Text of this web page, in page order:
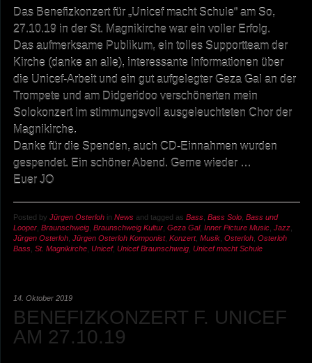
Das Benefizkonzert für „Unicef macht Schule“ am So,
27.10.19 in der St. Magnikirche war ein voller Erfolg.
Das aufmerksame Publikum, ein tolles Supportteam der
Kirche (danke an alle), interessante Informationen über
die Unicef-Arbeit und ein gut aufgelegter Geza Gal an der
Trompete und am Didgeridoo verschönerten mein
Solokonzert im stimmungsvoll ausgeleuchteten Chor der
Magnikirche.
Danke für die Spenden, auch CD-Einnahmen wurden
gespendet. Ein schöner Abend. Gerne wieder …
Euer JO
Posted by Jürgen Osterloh in News and tagged as Bass Bass Solo Bass und
Looper Braunschweig Braunschweig Kultur Geza Gal, Inner Picture Music Jazz
Jürgen Osterloh Jürgen Osterloh Komponist, Konzert, Musik Osterloh Osterloh
Bass St. Magnikirche Unicef, Unicef Braunschweig Unicef macht Schule
14. Oktober 2019
BENEFIZKONZERT F. UNICEF
AM 27.10.19